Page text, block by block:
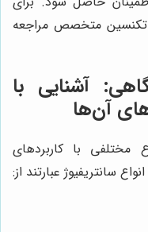
تکنسین متخصص مراجعه
آشنایی با
آن‌ها
مختلفی با کاربردهای
سانتریفیوژ عبارتند از: